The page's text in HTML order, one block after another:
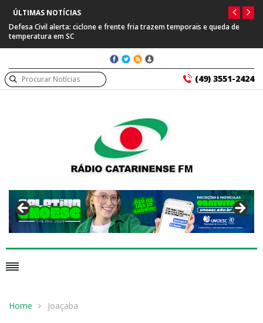
ÚLTIMAS NOTÍCIAS
Defesa Civil alerta: ciclone e frente fria trazem temporais e queda de
temperatura em SC
(49) 3551-2424
Home Joaçaba